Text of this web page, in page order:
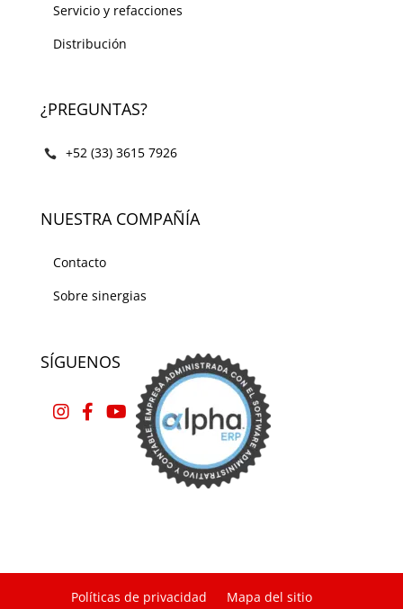
Servicio y refacciones
Distribución
¿PREGUNTAS?
+52 (33) 3615 7926
NUESTRA COMPAÑÍA
Contacto
Sobre sinergias
SÍGUENOS
Políticas de privacidad Mapa del sitio